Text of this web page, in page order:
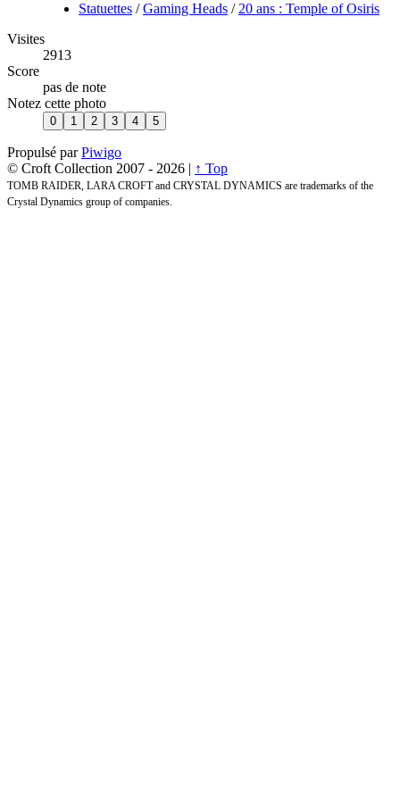
Statuettes /Gaming Heads /20 ans : Temple of Osiris
Visites
2913
Score
pas de note
Notez cette photo
Propulsé parPiwigo
© Croft Collection 2007 - 2026 | ↑ Top
TOMB RAIDER, LARA CROFT and CRYSTAL DYNAMICS are trademarks of the
Crystal Dynamics group of companies.